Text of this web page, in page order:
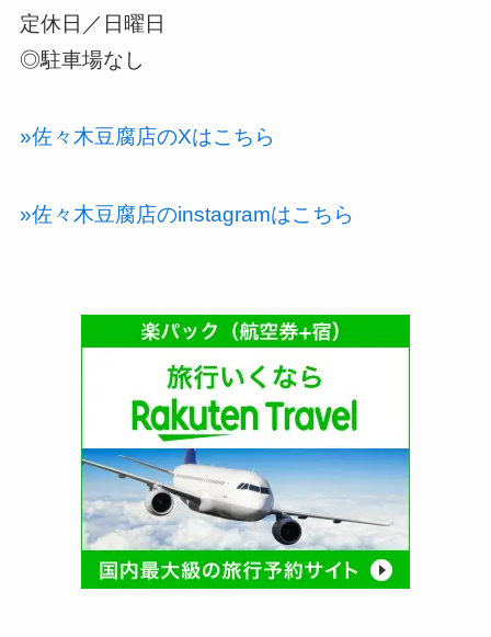
定休日／日曜日
◎駐車場なし
»佐々木豆腐店のXはこちら
»佐々木豆腐店のinstagramはこちら